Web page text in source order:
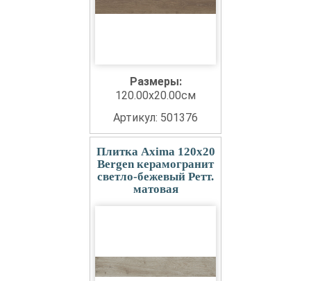
Размеры:
120.00x20.00см
Артикул: 501376
Плитка Axima 120x20
Bergen керамогранит
светло-бежевый Ретт.
матовая